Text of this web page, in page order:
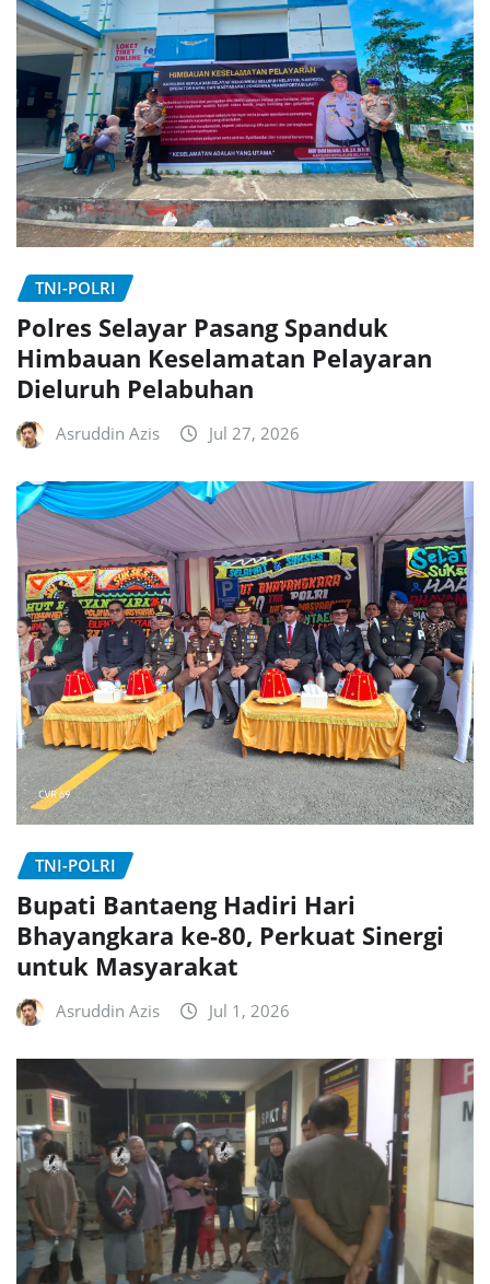
TNI-POLRI
Polres Selayar Pasang Spanduk
Himbauan Keselamatan Pelayaran
Dieluruh Pelabuhan
Asruddin Azis Jul 27, 2026
TNI-POLRI
Bupati Bantaeng Hadiri Hari
Bhayangkara ke-80, Perkuat Sinergi
untuk Masyarakat
Asruddin Azis Jul 1, 2026